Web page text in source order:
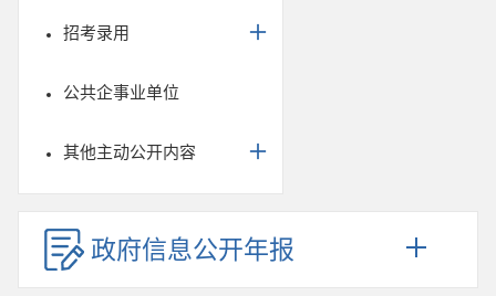
招考录用
公共企事业单位
其他主动公开内容
政府信息公开年报